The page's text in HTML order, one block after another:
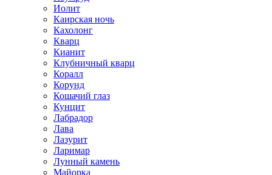
Иолит
Каирская ночь
Кахолонг
Кварц
Кианит
Клубничный кварц
Коралл
Корунд
Кошачий глаз
Кунцит
Лабрадор
Лава
Лазурит
Ларимар
Лунный камень
Майорка